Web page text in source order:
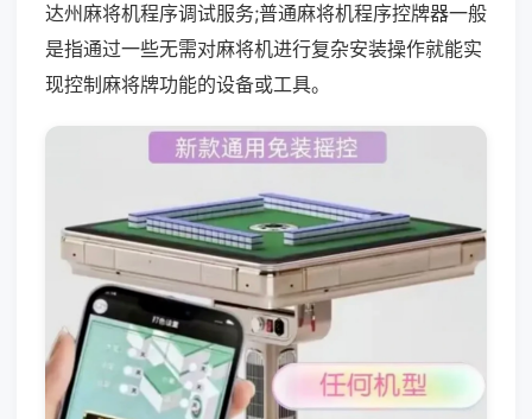
达州麻将机程序调试服务;普通麻将机程序控牌器一般
是指通过一些无需对麻将机进行复杂安装操作就能实
现控制麻将牌功能的设备或工具。